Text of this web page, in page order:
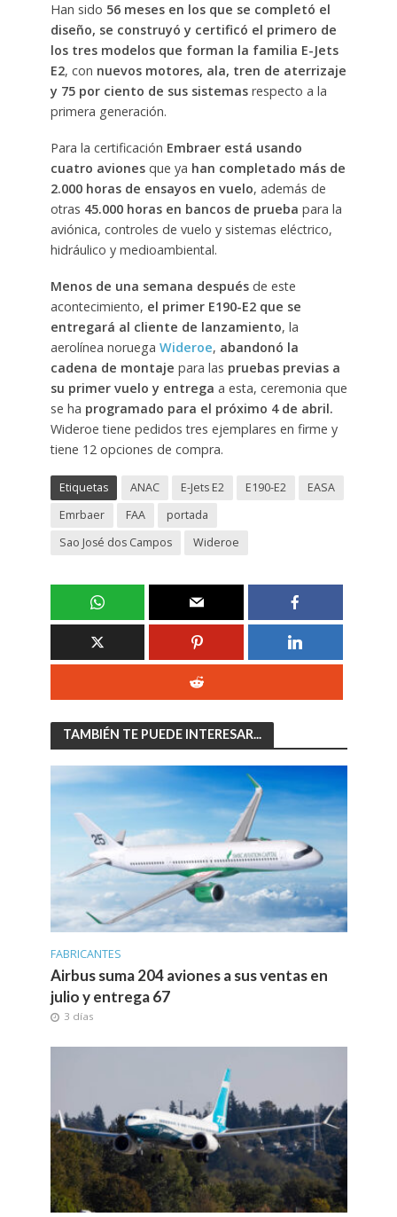
Han sido 56 meses en los que se completó el
diseño, se construyó y certificó el primero de
los tres modelos que forman la familia E-Jets
E2, con nuevos motores, ala, tren de aterrizaje
y 75 por ciento de sus sistemasrespecto a la
primera generación.
Para la certificación Embraer está usando
cuatro avionesque ya han completado más de
2.000 horas de ensayos en vuelo, además de
otras 45.000 horas en bancos de prueba para la
aviónica, controles de vuelo y sistemas eléctrico,
hidráulico y medioambiental.
Menos de una semana despuésde este
acontecimiento, el primer E190-E2 que se
entregará al cliente de lanzamiento, la
aerolínea noruega Wideroe, abandonó la
cadena de montaje para las pruebas previas a
su primer vuelo y entrega a esta, ceremonia que
se ha programado para el próximo 4 de abril.
Wideroe tiene pedidos tres ejemplares en firme y
tiene 12 opciones de compra.
Etiquetas ANAC E-Jets E2 E190-E2
EASA
Emrbaer
FAA
portada
Sao José dos Campos
Wideroe
TAMBIÉN TE PUEDE INTERESAR...
FABRICANTES
Airbus suma 204 aviones a sus ventas en
julio y entrega 67
3 días